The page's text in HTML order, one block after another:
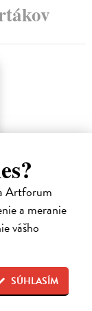
Artforum
a meranie
vášho
SÚHLASÍM
Mapy a Pod
dve odvážne